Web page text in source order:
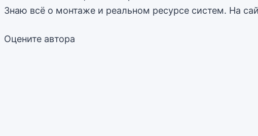
Знаю всё о монтаже и реальном ресурсе систем. На
Оцените автора